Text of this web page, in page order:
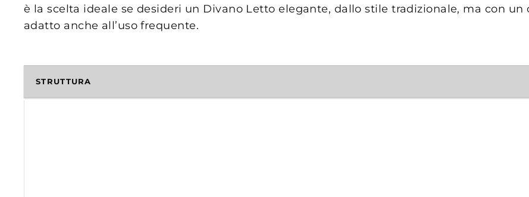
è la scelta ideale se desideri un Divano Letto elegante, dallo stile tradizionale, ma con
adatto anche all’uso frequente.
STRUTTURA